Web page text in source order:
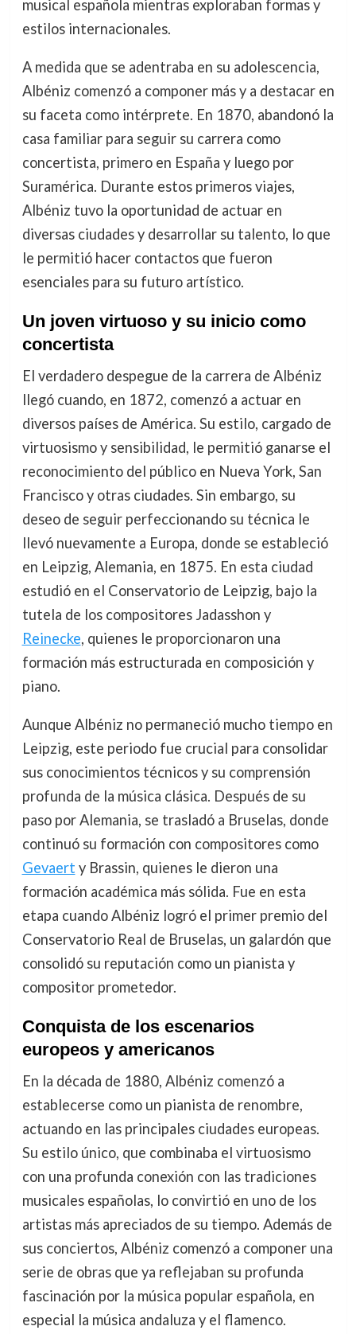
musical española mientras exploraban formas y
estilos internacionales.
A medida que se adentraba en su adolescencia,
Albéniz comenzó a componer más y a destacar en
su faceta como intérprete. En 1870, abandonó la
casa familiar para seguir su carrera como
concertista, primero en España y luego por
Suramérica. Durante estos primeros viajes,
Albéniz tuvo la oportunidad de actuar en
diversas ciudades y desarrollar su talento, lo que
le permitió hacer contactos que fueron
esenciales para su futuro artístico.
Un joven virtuoso y su inicio como
concertista
El verdadero despegue de la carrera de Albéniz
llegó cuando, en 1872, comenzó a actuar en
diversos países de América. Su estilo, cargado de
virtuosismo y sensibilidad, le permitió ganarse el
reconocimiento del público en Nueva York, San
Francisco y otras ciudades. Sin embargo, su
deseo de seguir perfeccionando su técnica le
llevó nuevamente a Europa, donde se estableció
en Leipzig, Alemania, en 1875. En esta ciudad
estudió en el Conservatorio de Leipzig, bajo la
tutela de los compositores Jadasshon y
Reinecke, quienes le proporcionaron una
formación más estructurada en composición y
piano.
Aunque Albéniz no permaneció mucho tiempo en
Leipzig, este periodo fue crucial para consolidar
sus conocimientos técnicos y su comprensión
profunda de la música clásica. Después de su
paso por Alemania, se trasladó a Bruselas, donde
continuó su formación con compositores como
Gevaert y Brassin, quienes le dieron una
formación académica más sólida. Fue en esta
etapa cuando Albéniz logró el primer premio del
Conservatorio Real de Bruselas, un galardón que
consolidó su reputación como un pianista y
compositor prometedor.
Conquista de los escenarios
europeos y americanos
En la década de 1880, Albéniz comenzó a
establecerse como un pianista de renombre,
actuando en las principales ciudades europeas.
Su estilo único, que combinaba el virtuosismo
con una profunda conexión con las tradiciones
musicales españolas, lo convirtió en uno de los
artistas más apreciados de su tiempo. Además de
sus conciertos, Albéniz comenzó a componer una
serie de obras que ya reflejaban su profunda
fascinación por la música popular española, en
especial la música andaluza y el flamenco.